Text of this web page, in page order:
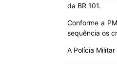
da BR 101.
Conforme a
sequência os
A Polícia